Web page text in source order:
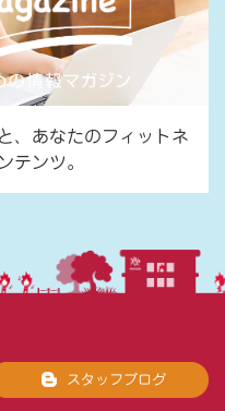
、あなたのフィットネ
テンツ。
スタッフブログ